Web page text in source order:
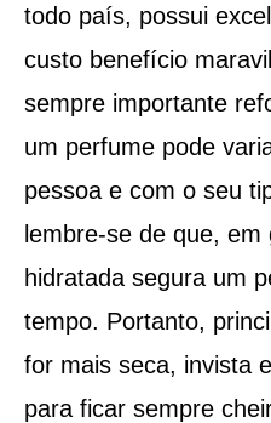
todo país, possui
custo benefício
sempre importante
um perfume pode
pessoa e com o seu
lembre-se de que,
hidratada segura um
tempo. Portanto,
for mais seca, invista
para ficar sempre